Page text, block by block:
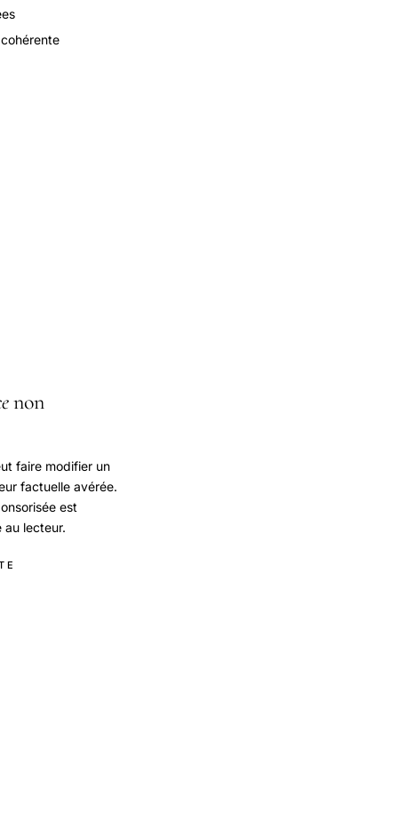
non
faire modifier un
factuelle avérée.
est
au lecteur.